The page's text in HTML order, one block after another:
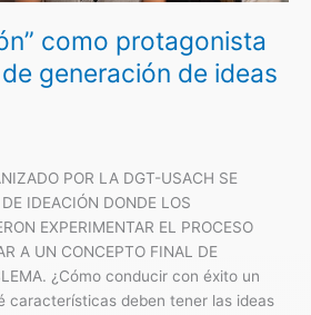
como protagonista
generación de ideas
POR LA DGT-USACH SE
IDEACIÓN DONDE LOS
EXPERIMENTAR EL PROCESO
A UN CONCEPTO FINAL DE
¿Cómo conducir con éxito un
características deben tener las ideas